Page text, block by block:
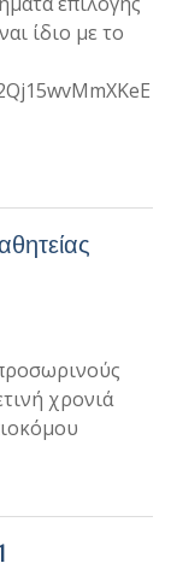
ίδιο με το
χρονιά